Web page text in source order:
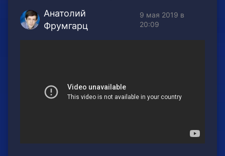
Анатолий
Фрумгарц
9 мая 2019 в
20:09